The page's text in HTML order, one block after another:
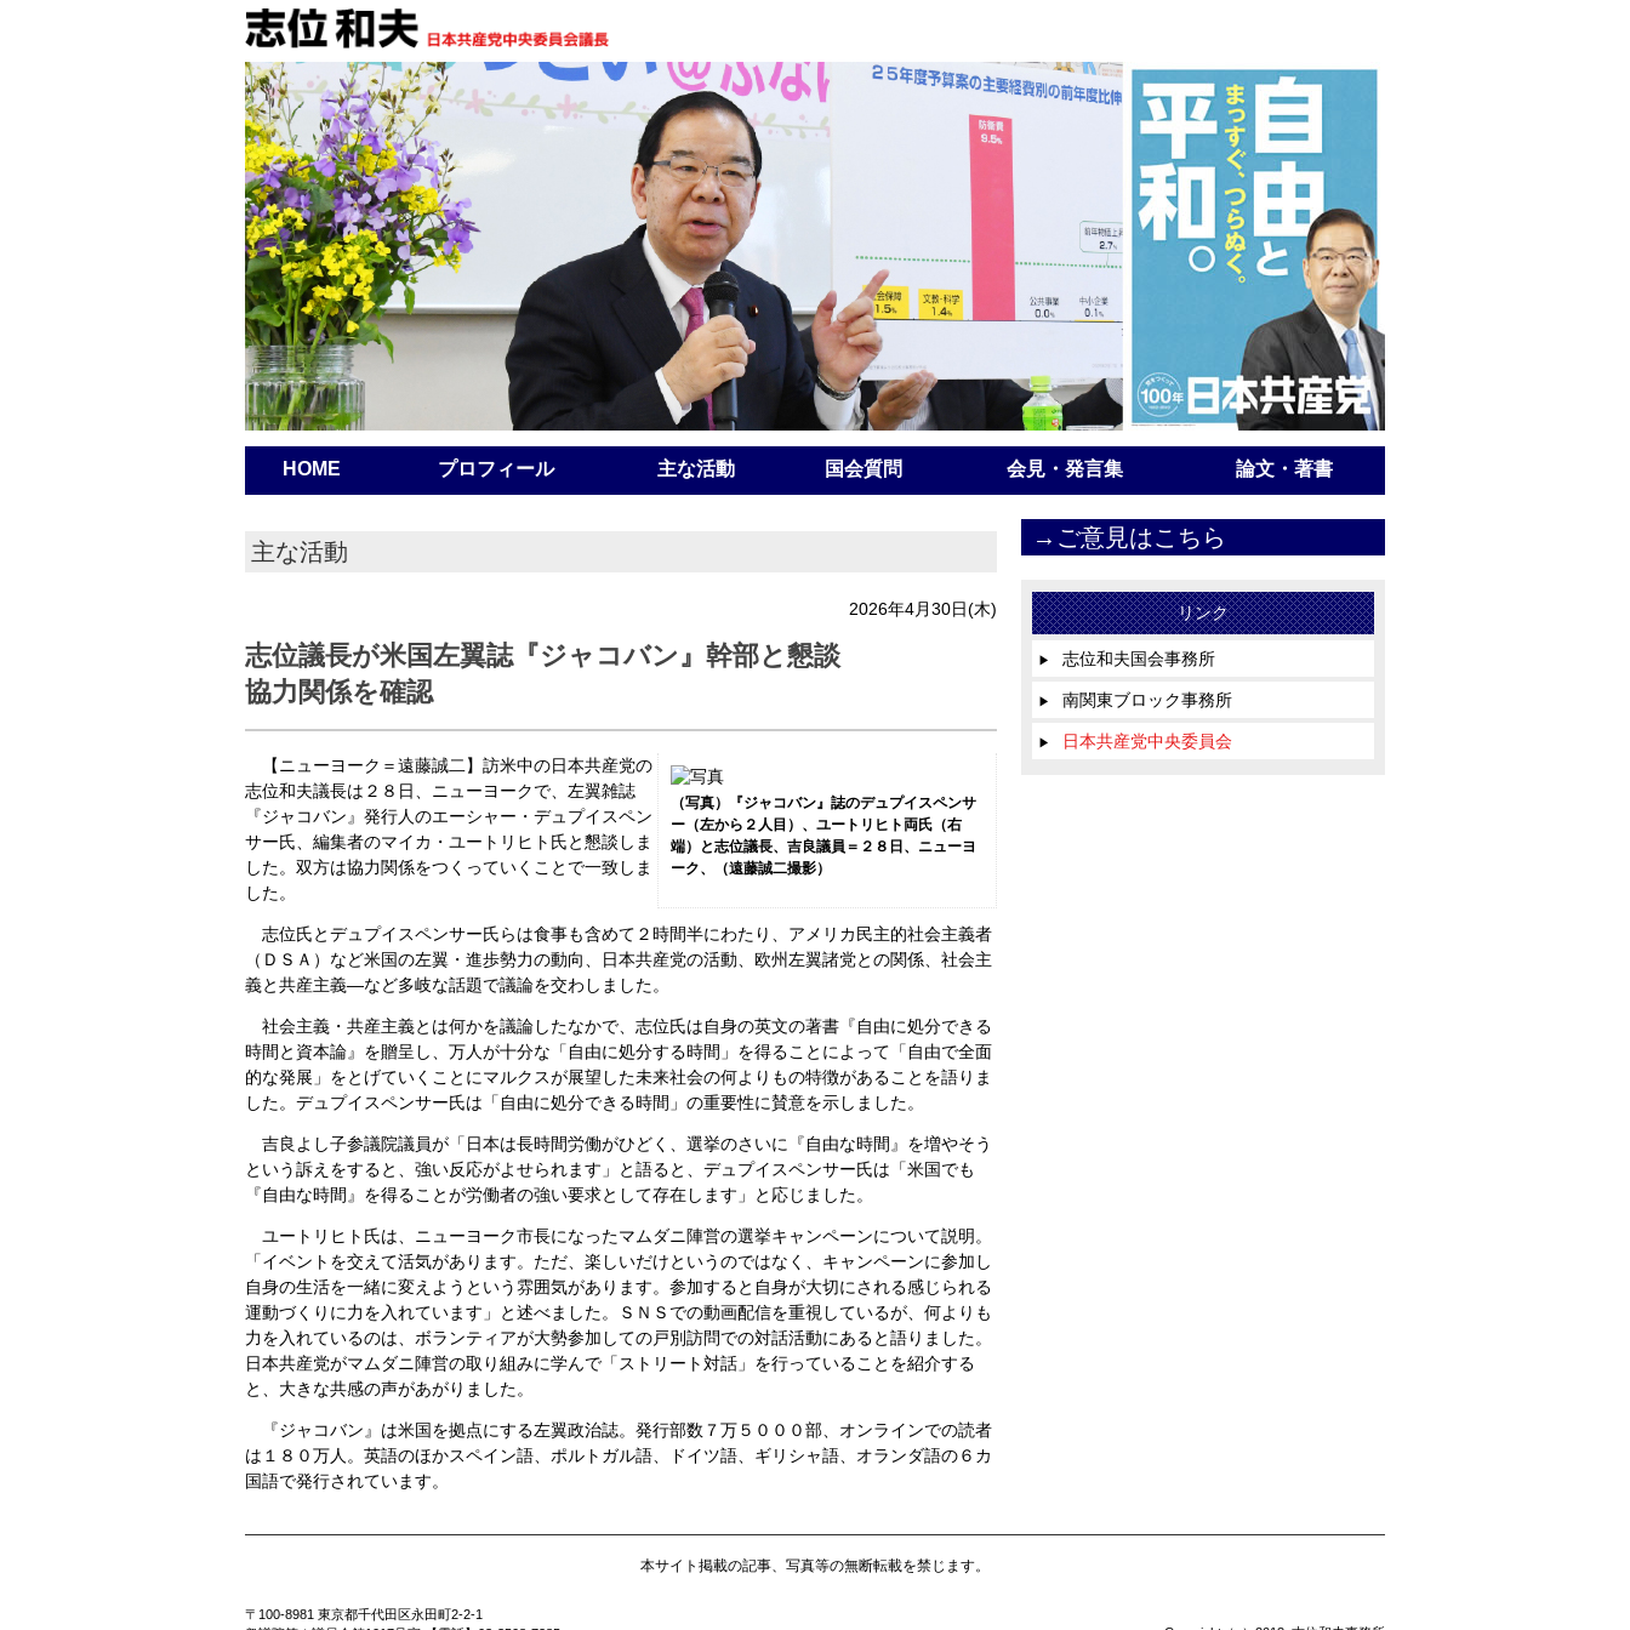
HOME プロフィール 主な活動 国会質問 会見・発言集 論文・著書
主な活動
2026年4月30日(木)
志位議長が米国左翼誌『ジャコバン』幹部と懇談
協力関係を確認
（写真）『ジャコバン』誌のデュプイスペンサ
ー（左から２人目）、ユートリヒト両氏（右
端）と志位議長、吉良議員＝２８日、ニューヨ
ーク、（遠藤誠二撮影）
【ニューヨーク＝遠藤誠二】訪米中の日本共産党の
志位和夫議長は２８日、ニューヨークで、左翼雑誌
『ジャコバン』発行人のエーシャー・デュプイスペン
サー氏、編集者のマイカ・ユートリヒト氏と懇談しま
した。双方は協力関係をつくっていくことで一致しま
した。
志位氏とデュプイスペンサー氏らは食事も含めて２時間半にわたり、アメリカ民主的社会主義者
（ＤＳＡ）など米国の左翼・進歩勢力の動向、日本共産党の活動、欧州左翼諸党との関係、社会主
義と共産主義―など多岐な話題で議論を交わしました。
社会主義・共産主義とは何かを議論したなかで、志位氏は自身の英文の著書『自由に処分できる
時間と資本論』を贈呈し、万人が十分な「自由に処分する時間」を得ることによって「自由で全面
的な発展」をとげていくことにマルクスが展望した未来社会の何よりもの特徴があることを語りま
した。デュプイスペンサー氏は「自由に処分できる時間」の重要性に賛意を示しました。
吉良よし子参議院議員が「日本は長時間労働がひどく、選挙のさいに『自由な時間』を増やそう
という訴えをすると、強い反応がよせられます」と語ると、デュプイスペンサー氏は「米国でも
『自由な時間』を得ることが労働者の強い要求として存在します」と応じました。
ユートリヒト氏は、ニューヨーク市長になったマムダニ陣営の選挙キャンペーンについて説明。
「イベントを交えて活気があります。ただ、楽しいだけというのではなく、キャンペーンに参加し
自身の生活を一緒に変えようという雰囲気があります。参加すると自身が大切にされる感じられる
運動づくりに力を入れています」と述べました。ＳＮＳでの動画配信を重視しているが、何よりも
力を入れているのは、ボランティアが大勢参加しての戸別訪問での対話活動にあると語りました。
日本共産党がマムダニ陣営の取り組みに学んで「ストリート対話」を行っていることを紹介する
と、大きな共感の声があがりました。
『ジャコバン』は米国を拠点にする左翼政治誌。発行部数７万５０００部、オンラインでの読者
は１８０万人。英語のほかスペイン語、ポルトガル語、ドイツ語、ギリシャ語、オランダ語の６カ
国語で発行されています。
→ご意見はこちら
リンク
▶ 志位和夫国会事務所
▶ 南関東ブロック事務所
▶ 日本共産党中央委員会
本サイト掲載の記事、写真等の無断転載を禁じます。
〒100-8981 東京都千代田区永田町2-2-1